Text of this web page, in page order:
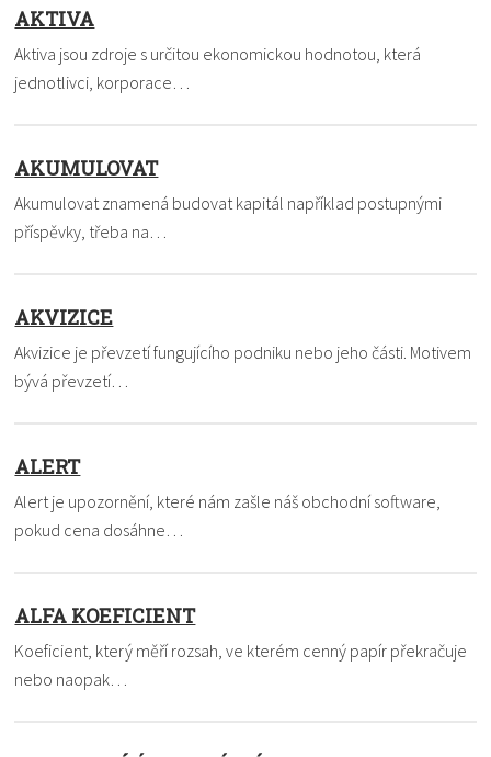
AKTIVA
Aktiva jsou zdroje s určitou ekonomickou hodnotou, která
jednotlivci, korporace…
AKUMULOVAT
Akumulovat znamená budovat kapitál například postupnými
příspěvky, třeba na…
AKVIZICE
Akvizice je převzetí fungujícího podniku nebo jeho části. Motivem
bývá převzetí…
ALERT
Alert je upozornění, které nám zašle náš obchodní software,
pokud cena dosáhne…
ALFA KOEFICIENT
Koeficient, který měří rozsah, ve kterém cenný papír překračuje
nebo naopak…